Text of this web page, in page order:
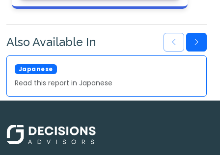
Also Available In
Japanese
Read this report in Japanese